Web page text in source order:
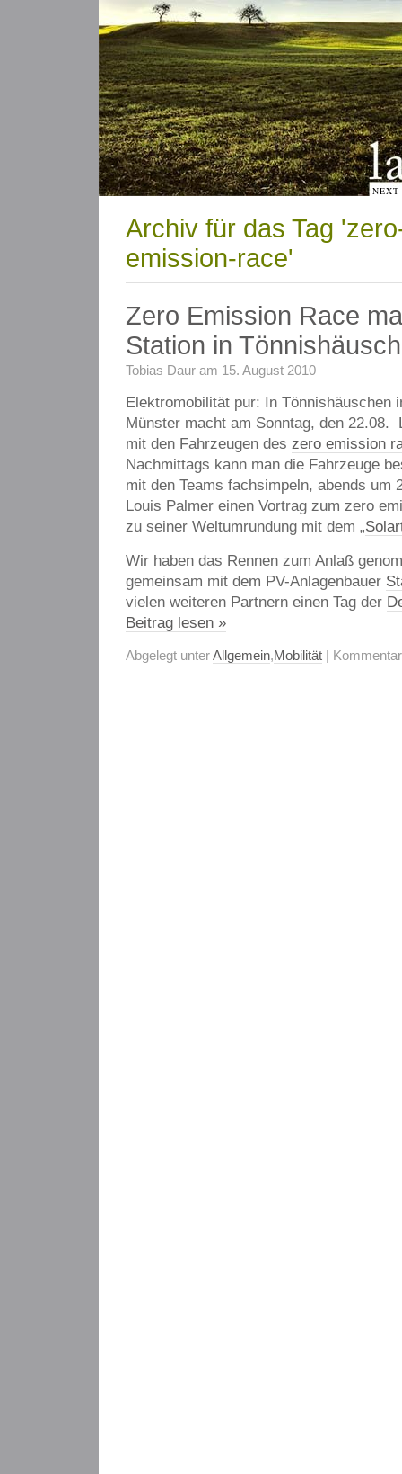
NEXT
Archiv für das Tag
emission-race'
Zero Emission Race
Station in
Tobias Daur am 15. August 2010
Elektromobilität pur: In Tönnishäuschen
Münster macht am Sonntag, den 22.08.
mit den Fahrzeugen des zero emission
Nachmittags kann man die Fahrzeuge
mit den Teams fachsimpeln, abends um
Louis Palmer einen Vortrag zum zero
zu seiner Weltumrundung mit dem „
Wir haben das Rennen zum Anlaß
gemeinsam mit dem PV-Anlagenbauer
vielen weiteren Partnern einen Tag der
Beitrag lesen »
Abgelegt unterAllgemein,Mobilität |